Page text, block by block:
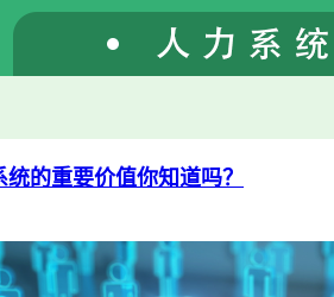
的重要价值你知道吗？